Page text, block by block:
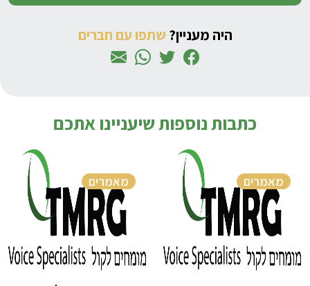
היה מעניין? שתפו עם חברים
כתבות נוספות שיעניינו אתכם
מאמרים מאמרים